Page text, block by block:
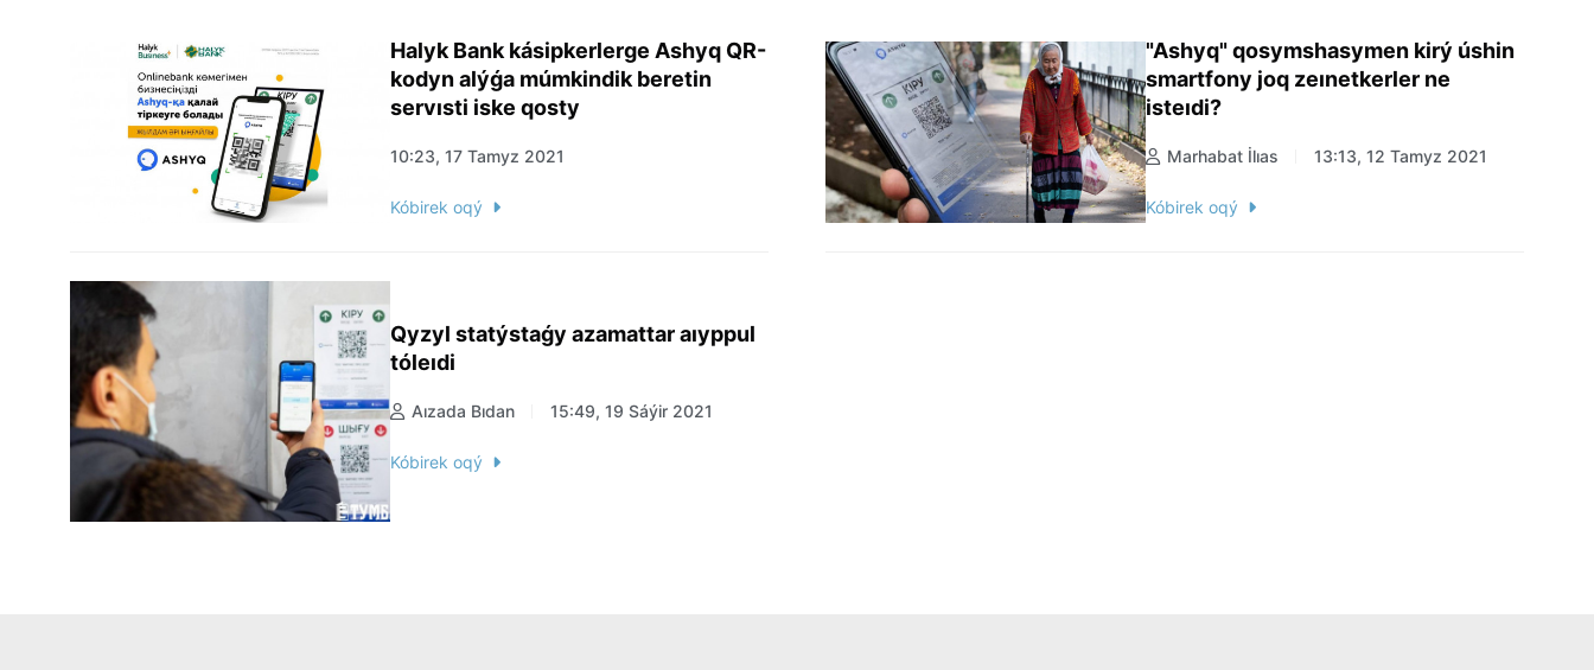
Halyk Bank kásipkerlerge Ashyq QR-
kodyn alýǵa múmkindik beretin
servısti iske qosty
10:23, 17 Tamyz 2021
Kóbirek oqý
"Ashyq" qosymshasymen kirý úshin
smartfony joq zeınetkerler ne
isteıdi?
Marhabat İlıas 13:13, 12 Tamyz 2021
Kóbirek oqý
Qyzyl statýstaǵy azamattar aıyppul
tóleıdi
Aızada Bıdan 15:49, 19 Sáýir 2021
Kóbirek oqý